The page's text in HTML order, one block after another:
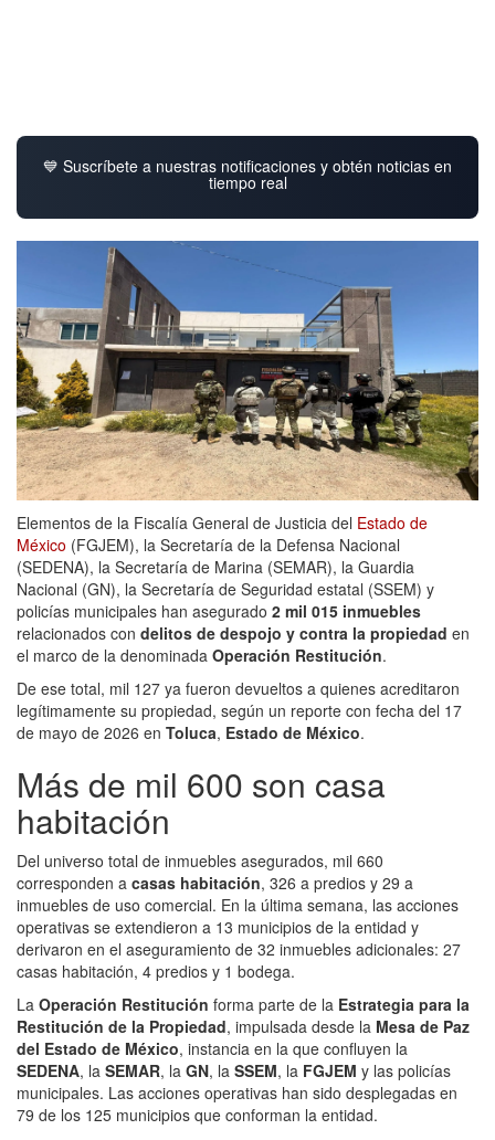
💙 Suscríbete a nuestras notificaciones y obtén noticias en
tiempo real
Elementos de la Fiscalía General de Justicia del Estado de
México (FGJEM), la Secretaría de la Defensa Nacional
(SEDENA), la Secretaría de Marina (SEMAR), la Guardia
Nacional (GN), la Secretaría de Seguridad estatal (SSEM) y
policías municipales han asegurado 2 mil 015 inmuebles
relacionados con delitos de despojo y contra la propiedad en
el marco de la denominada Operación Restitución.
De ese total, mil 127 ya fueron devueltos a quienes acreditaron
legítimamente su propiedad, según un reporte con fecha del 17
de mayo de 2026 en Toluca, Estado de México.
Más de mil 600 son casa
habitación
Del universo total de inmuebles asegurados, mil 660
corresponden a casas habitación, 326 a predios y 29 a
inmuebles de uso comercial. En la última semana, las acciones
operativas se extendieron a 13 municipios de la entidad y
derivaron en el aseguramiento de 32 inmuebles adicionales: 27
casas habitación, 4 predios y 1 bodega.
La Operación Restitución forma parte de la Estrategia para la
Restitución de la Propiedad, impulsada desde la Mesa de Paz
del Estado de México, instancia en la que confluyen la
SEDENA, la SEMAR, la GN, la SSEM, la FGJEM y las policías
municipales. Las acciones operativas han sido desplegadas en
79 de los 125 municipios que conforman la entidad.